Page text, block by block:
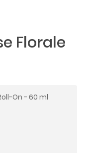
Florale
On - 60 ml